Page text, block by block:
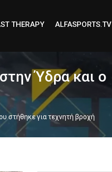
THERAPY ALFASPORTS.TV
Ύδρα και ο
στήθηκε για τεχνητή βροχή